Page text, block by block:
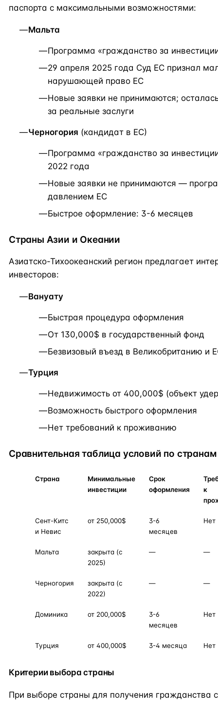
паспорта с максимальными возможностями:
Мальта
Программа «гражданство за
29 апреля 2025 года Суд ЕС признал
нарушающей право ЕС
Новые заявки не принимаются;
за реальные заслуги
Черногория (кандидат в ЕС)
Программа «гражданство за
2022 года
Новые заявки не принимаются —
давлением ЕС
Быстрое оформление: 3-6 месяцев
Страны Азии и Океании
Азиатско-Тихоокеанский регион предлагает
инвесторов:
Вануату
Быстрая процедура оформления
От 130,000$ в государственный фонд
Безвизовый въезд в Великобританию и
Турция
Недвижимость от 400,000$ (объект
Возможность быстрого оформления
Нет требований к проживанию
Сравнительная таблица условий по странам
Страна
Минимальные
инвестиции
Срок
оформления
к
Сент-Китс
и Невис
от 250,000$
3-6
месяцев
Нет
Мальта
закрыта (с
2025)
— —
Черногория
закрыта (с
2022)
— —
Доминика от 200,000$
3-6
месяцев
Нет
Турция от 400,000$ 3-4 месяца Нет
Критерии выбора страны
При выборе страны для получения гражданства